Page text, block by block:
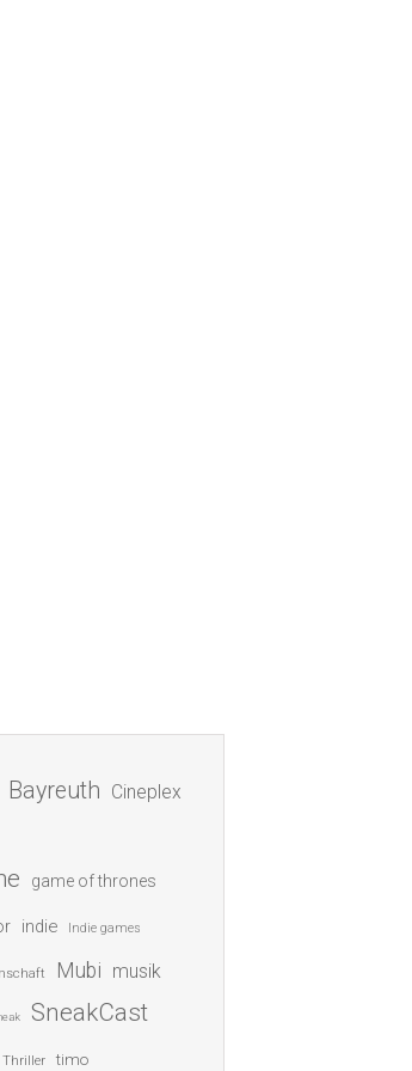
Bayreuth Cineplex
game of thrones
indie Indie games
Mubi musik
SneakCast
Thriller timo